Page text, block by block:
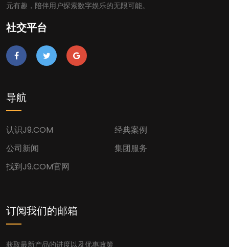
元有趣，陪伴用户探索数字娱乐的无限可能。
社交平台
导航
认识J9.COM
经典案例
公司新闻
集团服务
找到J9.COM官网
订阅我们的邮箱
获取最新产品的进度以及优惠政策